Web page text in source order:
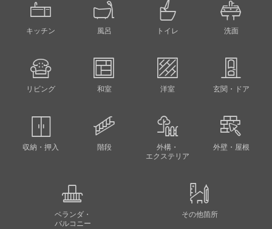
キッチン 風呂 トイレ 洗面
リビング 和室 洋室 玄関・ドア
収納・押入 階段
外構・
エクステリア
外壁・屋根
ベランダ・
バルコニー
その他箇所